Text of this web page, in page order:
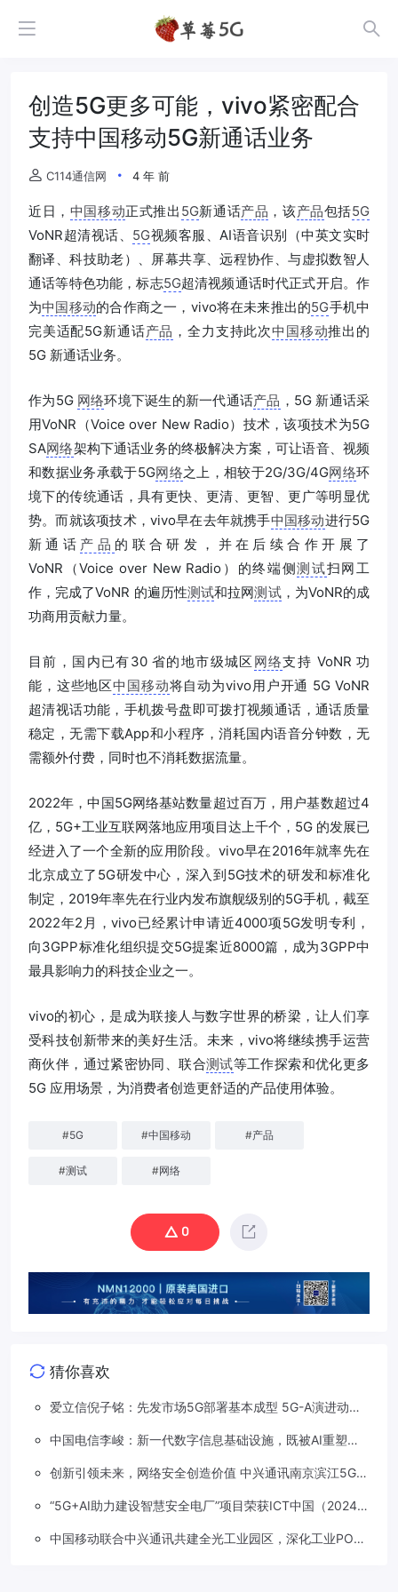
创造5G更多可能，vivo紧密配合
支持中国移动5G新通话业务
C114通信网 4 年 前
近日， 中国移动正式推出 5G新通话产品 ，该产品包括5G
VoNR超清视话、 5G视频客服、AI语音识别（中英文实时
翻译、科技助老）、屏幕共享、远程协作、与虚拟数智人
通话等特色功能，标志5G超清视频通话时代正式开启。作
为中国移动的合作商之一，vivo将在未来推出的5G手机中
完美适配5G新通话产品 ，全力支持此次中国移动推出的
5G 新通话业务。
作为5G 网络环境下诞生的新一代通话产品 ，5G 新通话采
用VoNR（Voice over New Radio）技术，该项技术为5G
SA网络架构下通话业务的终极解决方案，可让语音、视频
和数据业务承载于5G网络之上，相较于2G/3G/4G网络环
境下的传统通话，具有更快、更清、更智、更广等明显优
势。而就该项技术，vivo早在去年就携手中国移动进行5G
新通话 产品 的联合研发，并在后续合作开展了
VoNR（Voice over New Radio）的终端侧测试扫网工
作，完成了VoNR 的遍历性测试和拉网测试，为VoNR的成
功商用贡献力量。
目前，国内已有30 省的地市级城区 网络支持 VoNR 功
能，这些地区中国移动将自动为vivo用户开通 5G VoNR
超清视话功能，手机拨号盘即可拨打视频通话，通话质量
稳定，无需下载App和小程序，消耗国内语音分钟数，无
需额外付费，同时也不消耗数据流量。
2022年，中国5G网络基站数量超过百万，用户基数超过4
亿，5G+工业互联网落地应用项目达上千个，5G 的发展已
经进入了一个全新的应用阶段。vivo早在2016年就率先在
北京成立了5G研发中心，深入到5G技术的研发和标准化
制定，2019年率先在行业内发布旗舰级别的5G手机，截至
2022年2月，vivo已经累计申请近4000项5G发明专利，
向3GPP标准化组织提交5G提案近8000篇，成为3GPP中
最具影响力的科技企业之一。
vivo的初心，是成为联接人与数字世界的桥梁，让人们享
受科技创新带来的美好生活。未来，vivo将继续携手运营
商伙伴，通过紧密协同、联合测试等工作探索和优化更多
5G 应用场景，为消费者创造更舒适的产品使用体验。
#5G #中国移动 #产品
#测试 #网络
0
猜你喜欢
爱立信倪子铭：先发市场5G部署基本成型 5G-A演进动能
中国电信李峻：新一代数字信息基础设施，既被AI重塑，
创新引领未来，网络安全创造价值 中兴通讯南京滨江5G工
“5G+AI助力建设智慧安全电厂”项目荣获ICT中国（2024）
中国移动联合中兴通讯共建全光工业园区，深化工业PON